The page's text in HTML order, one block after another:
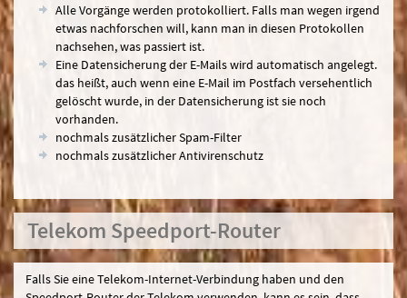
Alle Vorgänge werden protokolliert. Falls man wegen irgend
etwas nachforschen will, kann man in diesen Protokollen
nachsehen, was passiert ist.
Eine Datensicherung der E-Mails wird automatisch angelegt.
das heißt, auch wenn eine E-Mail im Postfach versehentlich
gelöscht wurde, in der Datensicherung ist sie noch
vorhanden.
nochmals zusätzlicher Spam-Filter
nochmals zusätzlicher Antivirenschutz
Telekom Speedport-Router
Falls Sie eine Telekom-Internet-Verbindung haben und den